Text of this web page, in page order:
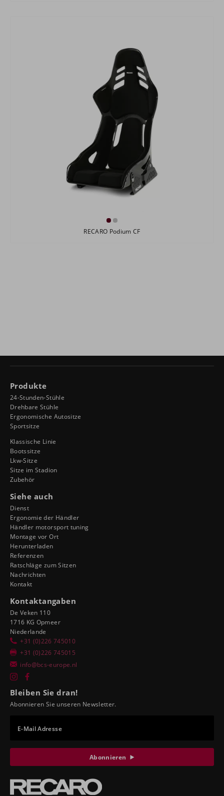
RECARO Podium CF
Produkte
24-Stunden-Stühle
Drehbare Stühle
Ergonomische Autositze
Sportsitze
Klassische Linie
Bootssitze
Lkw-Sitze
Sitze im Stadion
Zubehör
Siehe auch
Dienst
Ergonomie der Händler
Händler motorsport tuning
Montage vor Ort
Herunterladen
Referenzen
Ratschläge zum Sitzen
Nachrichten
Kontakt
Kontaktangaben
De Veken 110
1716 KG Opmeer
Niederlande
+31 (0)226 745010
+31 (0)226 745015
info@bcs-europe.nl
Bleiben Sie dran!
Abonnieren Sie unseren Newsletter.
E-Mail Adresse
Abonnieren